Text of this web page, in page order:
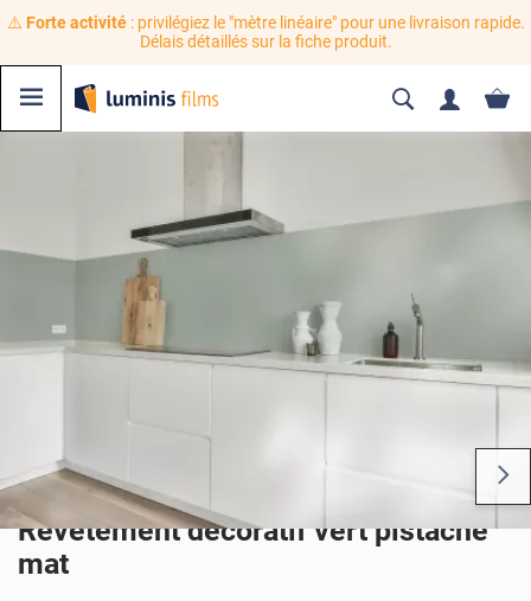
⚠️ Forte activité: privilégiez le "mètre linéaire" pour une livraison rapide.
Délais détaillés sur la fiche produit.
Revêtement décoratif vert pistache
mat